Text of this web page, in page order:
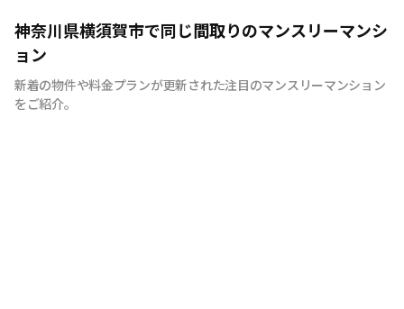
神奈川県横須賀市で同じ間取りのマンスリーマンシ
ョン
新着の物件や料金プランが更新された注目のマンスリーマンション
をご紹介。